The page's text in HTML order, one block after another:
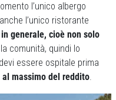
l’unico albergo
l’unico ristorante
generale, cioè non solo
comunità, quindi lo
essere ospitale prima
massimo del reddito.